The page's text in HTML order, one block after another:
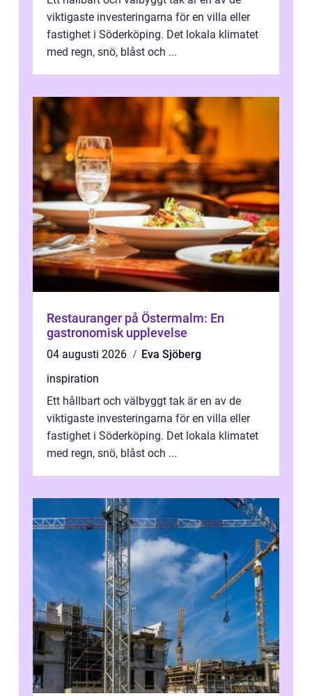
viktigaste investeringarna för en villa eller
fastighet i Söderköping. Det lokala klimatet
med regn, snö, blåst och ...
Restauranger på Östermalm: En
gastronomisk upplevelse
04 augusti 2026
Eva Sjöberg
inspiration
Ett hållbart och välbyggt tak är en av de
viktigaste investeringarna för en villa eller
fastighet i Söderköping. Det lokala klimatet
med regn, snö, blåst och ...